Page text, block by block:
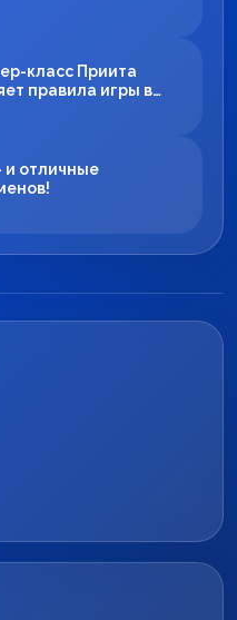
класс Приита
правила игры в
и отличные